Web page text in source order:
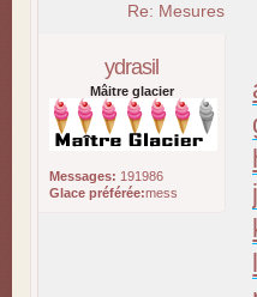
Re: Mesures
ydrasil
Mâitre glacier
Messages: 191986
Glace préférée:mess